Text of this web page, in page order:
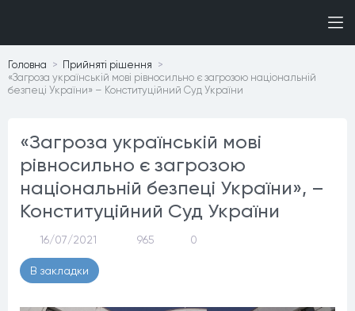
Головна
Прийнятi рiшення
«Загроза українській мові рівносильно є загрозою національній
безпеці України» – Конституційний Суд України
«Загроза українській мові
рівносильно є загрозою
національній безпеці України», –
Конституційний Суд України
16/07/2021 965 0
В закладки